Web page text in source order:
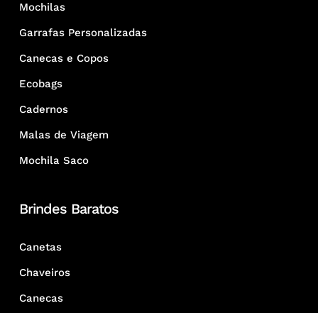
Mochilas
Garrafas Personalizadas
Canecas e Copos
Ecobags
Cadernos
Malas de Viagem
Mochila Saco
Brindes Baratos
Canetas
Chaveiros
Canecas